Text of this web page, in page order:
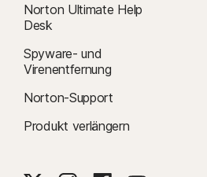
Norton Ultimate Help
Desk
Spyware- und
Virenentfernung
Norton-Support
Produkt verlängern